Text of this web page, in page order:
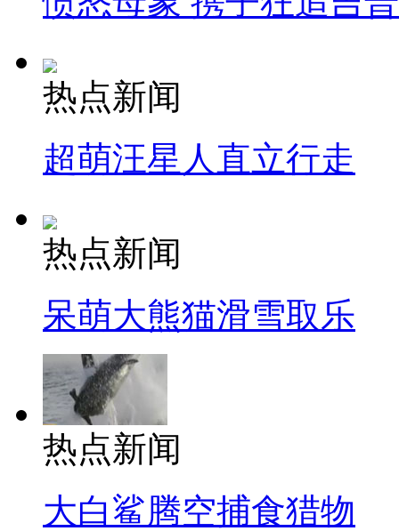
热点新闻
超萌汪星人直立行走
热点新闻
呆萌大熊猫滑雪取乐
热点新闻
大白鲨腾空捕食猎物